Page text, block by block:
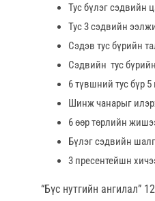
Тус бүлэг сэдвийн
Тус 3 сэдвийн
Сэдэв тус бүрийн
Сэдвийн тус
6 түвшний тус бүр
Шинж чанарыг
6 өөр төрлийн
Бүлэг сэдвийн
3 пресентейшн
“Бүс нутгийн ангилал”